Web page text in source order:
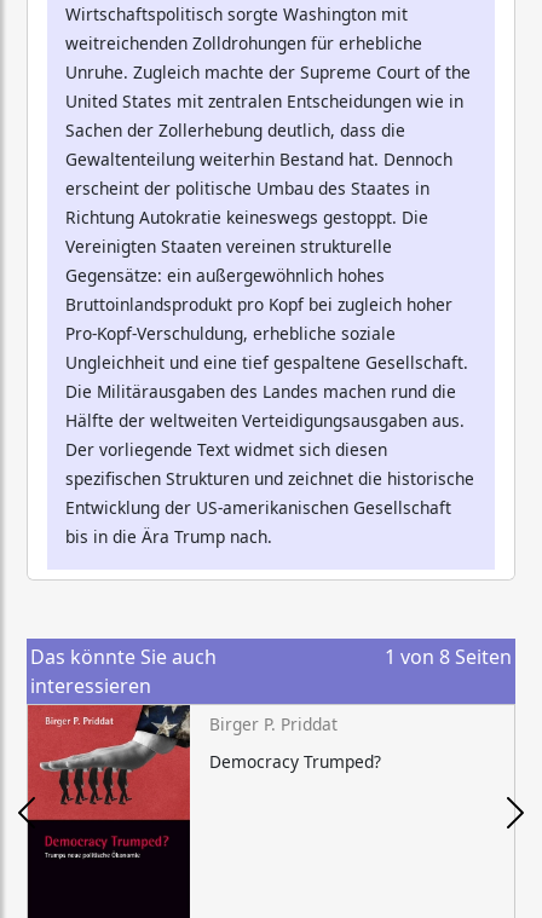
Wirtschaftspolitisch sorgte Washington mit
weitreichenden Zolldrohungen für erhebliche
Unruhe. Zugleich machte der Supreme Court of the
United States mit zentralen Entscheidungen wie in
Sachen der Zollerhebung deutlich, dass die
Gewaltenteilung weiterhin Bestand hat. Dennoch
erscheint der politische Umbau des Staates in
Richtung Autokratie keineswegs gestoppt. Die
Vereinigten Staaten vereinen strukturelle
Gegensätze: ein außergewöhnlich hohes
Bruttoinlandsprodukt pro Kopf bei zugleich hoher
Pro-Kopf-Verschuldung, erhebliche soziale
Ungleichheit und eine tief gespaltene Gesellschaft.
Die Militärausgaben des Landes machen rund die
Hälfte der weltweiten Verteidigungsausgaben aus.
Der vorliegende Text widmet sich diesen
spezifischen Strukturen und zeichnet die historische
Entwicklung der US-amerikanischen Gesellschaft
bis in die Ära Trump nach.
Das könnte Sie auch
interessieren
1 von 8 Seiten
Birger P. Priddat
Democracy Trumped?